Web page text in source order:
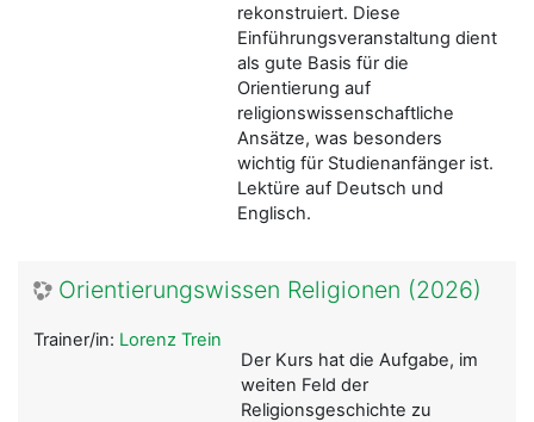
rekonstruiert. Diese
Einführungsveranstaltung dient
als gute Basis für die
Orientierung auf
religionswissenschaftliche
Ansätze, was besonders
wichtig für Studienanfänger ist.
Lektüre auf Deutsch und
Englisch.
Orientierungswissen Religionen (2026)
Der Kurs hat die Aufgabe, im
weiten Feld der
Religionsgeschichte zu
Trainer/in: Lorenz Trein